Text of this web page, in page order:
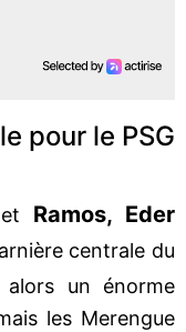
pour le PSG
Ramos, Eder
centrale du
un énorme
les Merengue